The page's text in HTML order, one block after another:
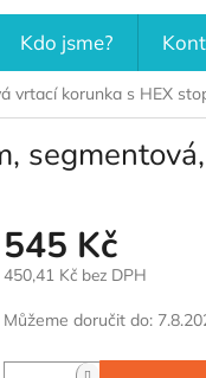
Kdo jsme?
vrtací korunka s HEX
545 Kč
450,41 Kč bez DPH
Měrná
cena:
Můžeme doručit do: